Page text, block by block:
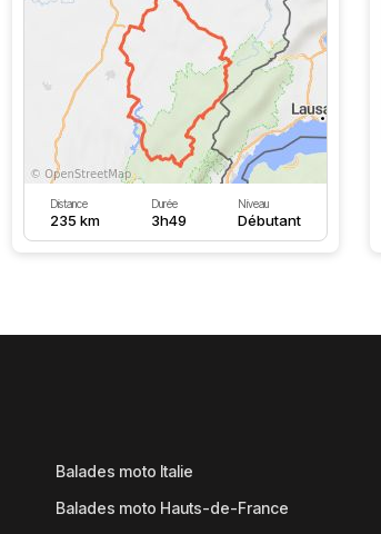
Distance
235 km
Durée
3h49
Niveau
Débutant
Balades moto Italie
Balades moto Hauts-de-France